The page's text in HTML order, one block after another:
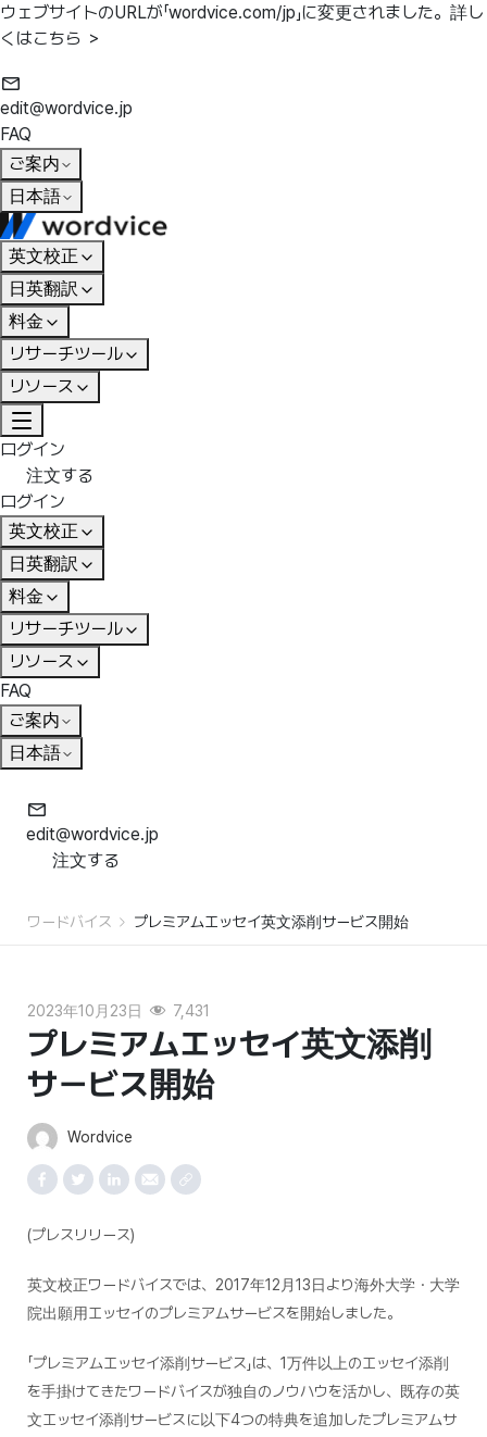
ウェブサイトのURLが「wordvice.com/jp」に変更されました。 詳し
くはこちら ＞
edit@wordvice.jp
FAQ
ご案内
日本語
英文校正
日英翻訳
料金
リサーチツール
リソース
ログイン
注文する
ログイン
英文校正
日英翻訳
料金
リサーチツール
リソース
FAQ
ご案内
日本語
edit@wordvice.jp
注文する
ワードバイス プレミアムエッセイ英文添削サービス開始
2023年10月23日 7,431
プレミアムエッセイ英文添削
サービス開始
Wordvice
(プレスリリース)
英文校正ワードバイスでは、2017年12月13日より海外大学・大学
院出願用エッセイのプレミアムサービスを開始しました。
「プレミアムエッセイ添削サービス」は、1万件以上のエッセイ添削
を手掛けてきたワードバイスが独自のノウハウを活かし、既存の英
文エッセイ添削サービスに以下4つの特典を追加したプレミアムサ